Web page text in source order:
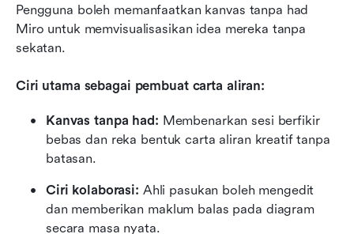
Pengguna boleh memanfaatkan kanvas tanpa had
Miro untuk memvisualisasikan idea mereka tanpa
sekatan.
Ciri utama sebagai pembuat carta aliran:
Kanvas tanpa had: Membenarkan sesi berfikir
bebas dan reka bentuk carta aliran kreatif tanpa
batasan.
Ciri kolaborasi: Ahli pasukan boleh mengedit
dan memberikan maklum balas pada diagram
secara masa nyata.